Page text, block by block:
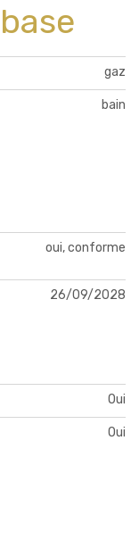
gaz
bain
oui, conforme
26/09/2028
Oui
Oui